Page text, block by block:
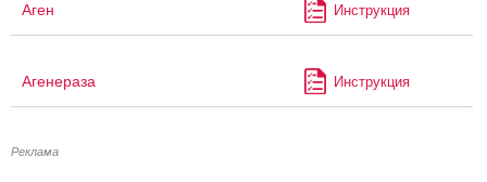
Аген Инструкция
Агенераза Инструкция
Реклама